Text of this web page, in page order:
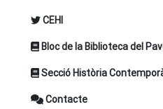
CEHI
Bloc de la Biblioteca del
Secció Història
Contacte